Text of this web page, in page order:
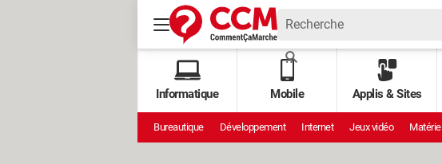
Informatique Mobile Applis & Sites
Bureautique Développement Internet Jeux vidéo Matériel